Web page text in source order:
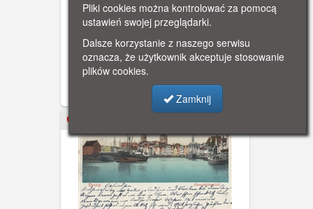
Gdańsk, panorama Głównego
Miasta od strony Motławy
Wapienniczej i Mostu
Wapienniczego.Widoczne wieże
Ratusza Głównego Miasta, kościoła
Mariackiego i św Jana. Z prawej strony
ulica Wapienicza. Z lewej strony
Ołowianka,
Pliki cookies można kontrolować za pomocą
ustawień swojej przeglądarki.
Dalsze korzystanie z naszego serwisu
oznacza, że użytkownik akceptuje stosowanie
plików cookies.
Zamknij